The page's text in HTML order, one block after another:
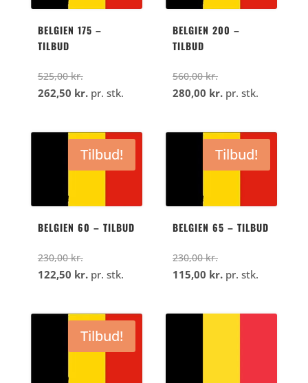
BELGIEN 175 –
TILBUD
525,00kr.Den
oprindelige
kr..
262,50 kr.Den
262,50
pr. stk.
BELGIEN 200 –
TILBUD
560,00kr.Den
oprindelige
kr..
280,00 kr.Den
280,00
pr. stk.
Tilbud!
BELGIEN 60 – TILBUD
230,00kr.Den
oprindelige
kr..
122,50 kr.Den
122,50
pr. stk.
Tilbud!
BELGIEN 65 – TILBUD
230,00kr.Den
oprindelige
115,00 kr.Den
pr. stk.
Tilbud!